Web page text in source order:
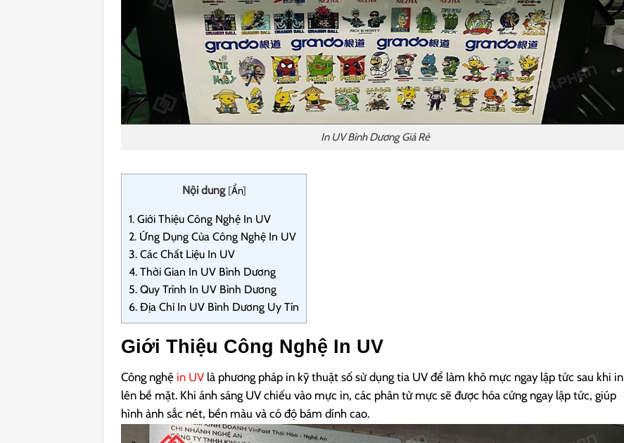
In UV Bình Dương Giá Rẻ
Nội dung [Ẩn]
1. Giới Thiệu Công Nghệ In UV
2. Ứng Dụng Của Công Nghệ In UV
3. Các Chất Liệu In UV
4. Thời Gian In UV Bình Dương
5. Quy Trình In UV Bình Dương
6. Địa Chỉ In UV Bình Dương Uy Tín
Giới Thiệu Công Nghệ In UV
Công nghệ in UV là phương pháp in kỹ thuật số sử dụng tia UV để làm khô mực ngay lập tức sau khi in
lên bề mặt. Khi ánh sáng UV chiếu vào mực in, các phân tử mực sẽ được hóa cứng ngay lập tức, giúp
hình ảnh sắc nét, bền màu và có độ bám dính cao.